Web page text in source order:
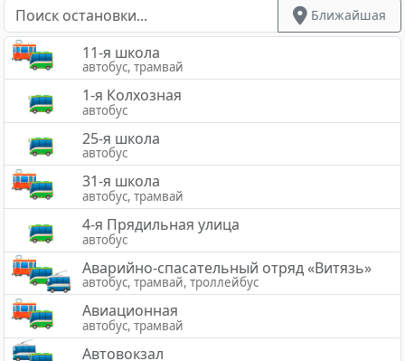
Ближайшая
11-я школа
автобус, трамвай
1-я Колхозная
автобус
25-я школа
автобус
31-я школа
автобус, трамвай
4-я Прядильная улица
автобус
Аварийно-спасательный отряд «Витязь»
автобус, трамвай, троллейбус
Авиационная
автобус, трамвай
Автовокзал